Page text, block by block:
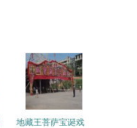
地藏王菩萨宝诞戏